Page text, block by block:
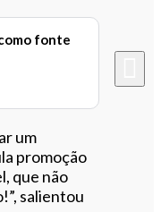
fonte
um
promoção
que não
salientou